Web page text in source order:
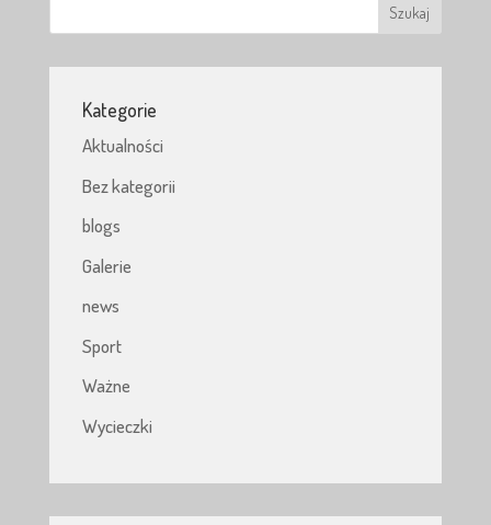
Kategorie
Aktualności
Bez kategorii
blogs
Galerie
news
Sport
Ważne
Wycieczki